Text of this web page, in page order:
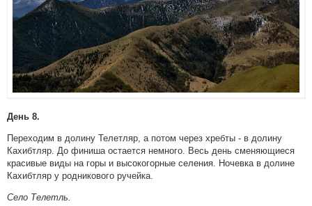
День 8.
Переходим в долину Телетляр, а потом через хребты - в долину
Кахибтляр. До финиша остается немного. Весь день сменяющиеся
красивые виды на горы и высокогорные селения. Ночевка в долине
Кахибтляр у родникового ручейка.
Село Телетль.